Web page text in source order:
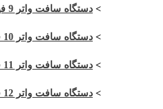
> دستگاه سافت واتر 9 فیلتر
> دستگاه سافت واتر 10 فیلتر
> دستگاه سافت واتر 11 فیلتر
> دستگاه سافت واتر 12 فیلتر